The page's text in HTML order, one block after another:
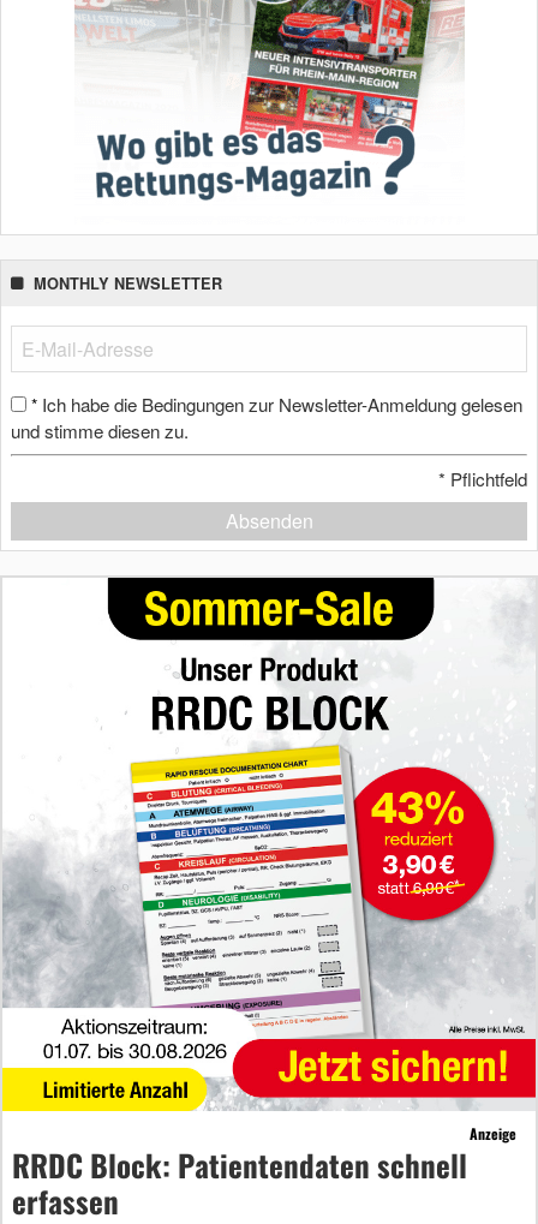
MONTHLY NEWSLETTER
* Ich habe die Bedingungen zur Newsletter-Anmeldung gelesen
und stimme diesen zu.
* Pflichtfeld
Absenden
Anzeige
RRDC Block: Patientendaten schnell
erfassen